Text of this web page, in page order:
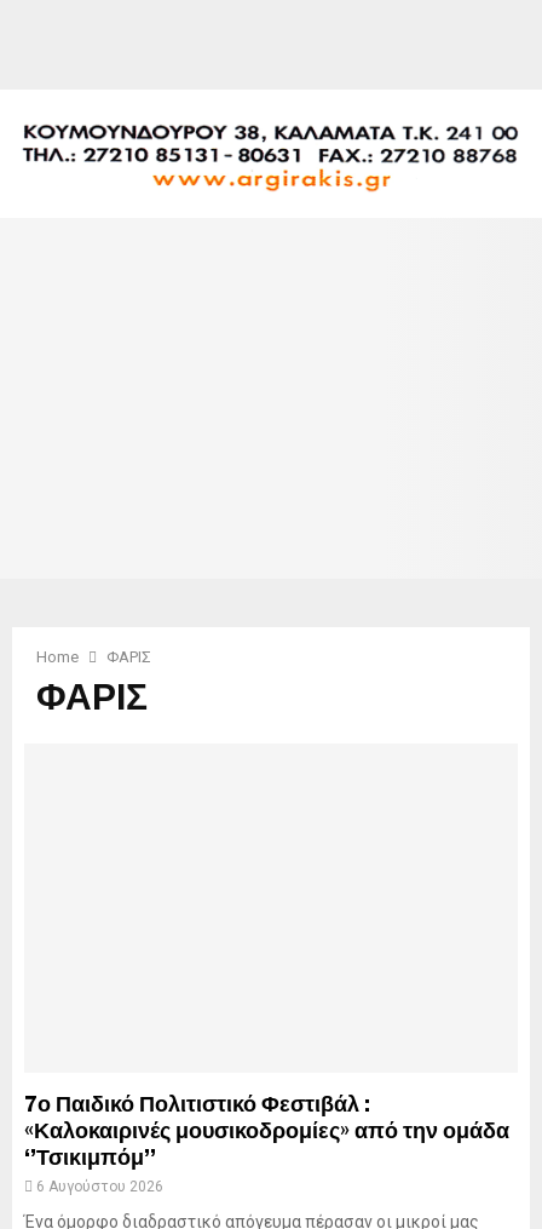
Home ΦΑΡΙΣ
ΦΑΡΙΣ
7ο Παιδικό Πολιτιστικό Φεστιβάλ :
«Καλοκαιρινές μουσικοδρομίες» από την ομάδα
‘’Τσικιμπόμ’’
6 Αυγούστου 2026
Ένα όμορφο διαδραστικό απόγευμα πέρασαν οι μικροί μας